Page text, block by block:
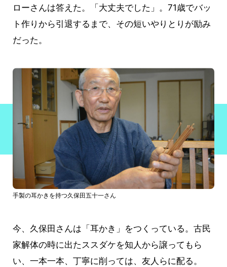
ローさんは答えた。「大丈夫でした」。71歳でバッ
ト作りから引退するまで、その短いやりとりが励み
だった。
手製の耳かきを持つ久保田五十一さん
今、久保田さんは「耳かき」をつくっている。古民
家解体の時に出たススダケを知人から譲ってもら
い、一本一本、丁寧に削っては、友人らに配る。